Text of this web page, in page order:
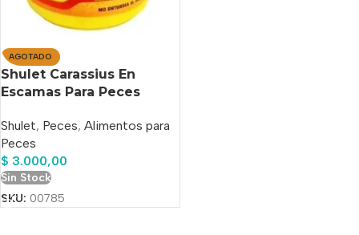
AGOTADO
Shulet Carassius En
Escamas Para Peces
Shulet, Peces, Alimentos para
Peces
$ 3.000,00
Sin Stock
SKU: 00785